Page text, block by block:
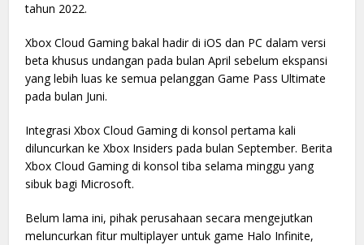
tahun 2022.
Xbox Cloud Gaming bakal hadir di iOS dan PC dalam versi
beta khusus undangan pada bulan April sebelum ekspansi
yang lebih luas ke semua pelanggan Game Pass Ultimate
pada bulan Juni.
Integrasi Xbox Cloud Gaming di konsol pertama kali
diluncurkan ke Xbox Insiders pada bulan September. Berita
Xbox Cloud Gaming di konsol tiba selama minggu yang
sibuk bagi Microsoft.
Belum lama ini, pihak perusahaan secara mengejutkan
meluncurkan fitur multiplayer untuk game Halo Infinite,